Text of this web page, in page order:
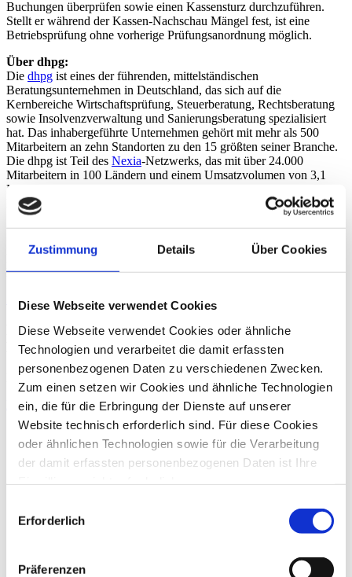
Zustimmung Details Über Cookies
Diese Webseite verwendet Cookies
Diese Webseite verwendet Cookies oder ähnliche
Technologien und verarbeitet die damit erfassten
personenbezogenen Daten zu verschiedenen Zwecken.
Zum einen setzen wir Cookies und ähnliche Technologien
ein, die für die Erbringung der Dienste auf unserer
Website technisch erforderlich sind. Für diese Cookies
oder ähnlichen Technologien sowie für die Verarbeitung
der damit erfassten personenbezogenen Daten ist Ihre
mit Ihrer ausdrücklichen Einwilligung einsetzen und die
Erforderlich
Präferenzen
Buchungen überprüfen sowie einen Kassensturz durchzuführen.
Stellt er während der Kassen-Nachschau Mängel fest, ist eine
Betriebsprüfung ohne vorherige Prüfungsanordnung möglich.
Über dhpg:
Die dhpg ist eines der führenden, mittelständischen
Beratungsunternehmen in Deutschland, das sich auf die
Kernbereiche Wirtschaftsprüfung, Steuerberatung, Rechtsberatung
sowie Insolvenzverwaltung und Sanierungsberatung spezialisiert
hat. Das inhabergeführte Unternehmen gehört mit mehr als 500
Mitarbeitern an zehn Standorten zu den 15 größten seiner Branche.
Die dhpg ist Teil des Nexia-Netzwerks, das mit über 24.000
Mitarbeitern in 100 Ländern und einem Umsatzvolumen von 3,1
Milliarden US-Dollar zu den Top 10 der internationalen Beratungs-
Netzwerke zählt.
Über Klaus Zimmermann:
Klaus Zimmermann ist Partner der dhpg. Als Steuerberater und
Fachberater für Controlling und Finanzwirtschaft betreut er
Mandanten in mittelständischen Unternehmen sowie Freiberufler.
Zurück
Pressekontakt
Brigitte Schultes
Für Ihre Presseanfragen stehe ich Ihnen gerne zur Verfügung.
E-Mail
+49 228 81000 0